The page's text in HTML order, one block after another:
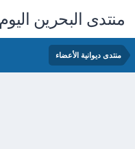
منتدى البحرين اليوم
منتدى ديوانية الأعضاء